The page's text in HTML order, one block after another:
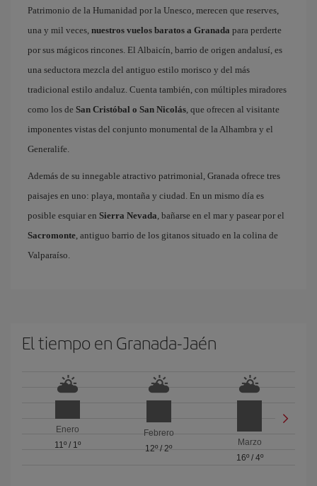
Patrimonio de la Humanidad por la Unesco, merecen que reserves,
una y mil veces, nuestros vuelos baratos a Granada para perderte
por sus mágicos rincones. El Albaicín, barrio de origen andalusí, es
una seductora mezcla del antiguo estilo morisco y del más
tradicional estilo andaluz. Cuenta también, con múltiples miradores
como los de San Cristóbal o San Nicolás, que ofrecen al visitante
imponentes vistas del conjunto monumental de la Alhambra y el
Generalife.
Además de su innegable atractivo patrimonial, Granada ofrece tres
paisajes en uno: playa, montaña y ciudad. En un mismo día es
posible esquiar en Sierra Nevada, bañarse en el mar y pasear por el
Sacromonte, antiguo barrio de los gitanos situado en la colina de
Valparaíso.
El tiempo en Granada-Jaén
Enero
11º/ 1º
Febrero
12º / 2º
Marzo
16º/ 4º